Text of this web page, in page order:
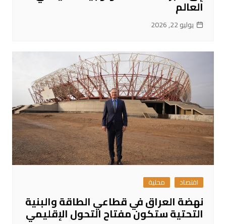
العالم
يوليو 22, 2026
اقتصاد محلية
نهضة العراق في قطاعي الطاقة والبنية
التحتية ستكون مفتاح التحول الإقليمي